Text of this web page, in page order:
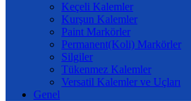
Keçeli Kalemler
Kurşun Kalemler
Paint Markörler
Permanent(Koli) Markörler
Silgiler
Tükenmez Kalemler
Versatil Kalemler ve Uçları
Genel